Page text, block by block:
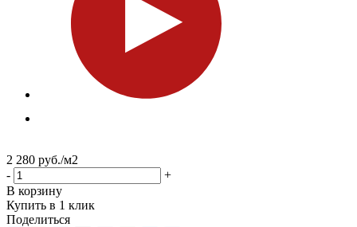
2 280 руб./м2
-
+
В корзину
Купить в 1 клик
Поделиться